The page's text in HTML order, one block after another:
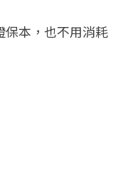
保本，也不用消耗